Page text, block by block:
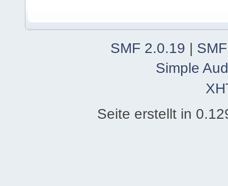
SMF 2.0.19 |
Simple
Seite erstellt in